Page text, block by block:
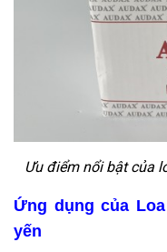
Ưu điểm nổi bật của
Ứng dụng của
yến